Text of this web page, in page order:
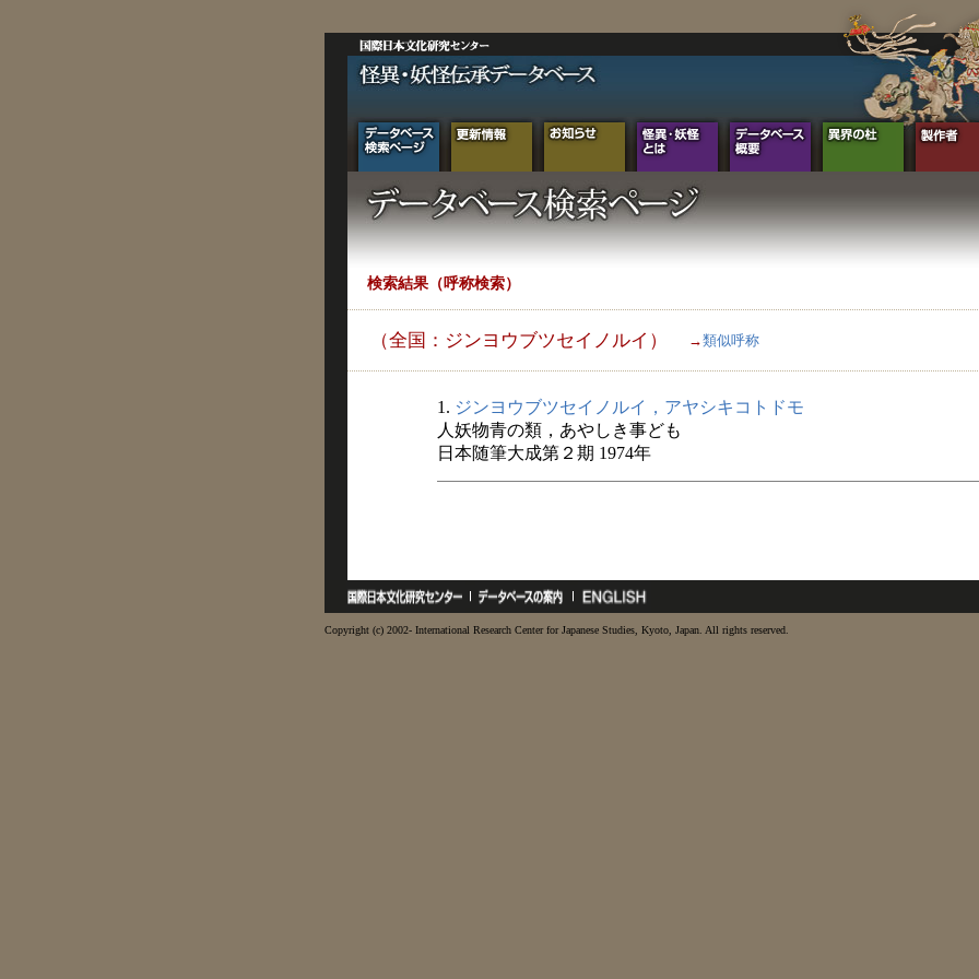
検索結果（呼称検索）
（全国：ジンヨウブツセイノルイ） →類似呼称
1. ジンヨウブツセイノルイ，アヤシキコトドモ
人妖物青の類，あやしき事ども
日本随筆大成第２期 1974年
Copyright (c) 2002- International Research Center for Japanese Studies, Kyoto, Japan. All rights reserved.